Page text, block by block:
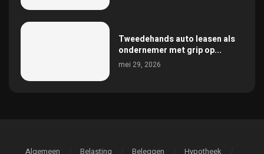
Tweedehands auto leasen als
ondernemer met grip op...
mei 29, 2026
Algemeen Belasting Beleggen Hypotheek